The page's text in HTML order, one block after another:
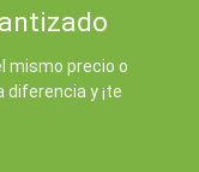
mismo precio o
diferencia y ¡te